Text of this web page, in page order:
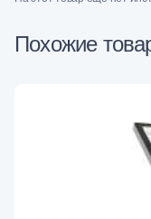
Похожие